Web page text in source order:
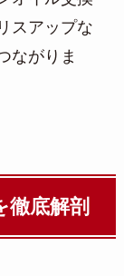
スアップな
ながりま
徹底解剖